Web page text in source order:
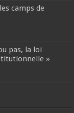
camps de
pas, la loi
»